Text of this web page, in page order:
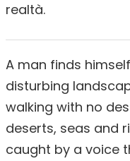
realtà.
A man finds
disturbing
walking with no
deserts, seas and
caught by a voice